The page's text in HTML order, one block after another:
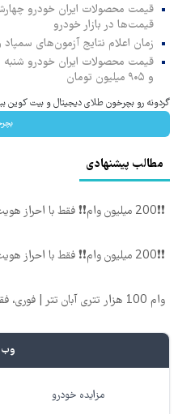
قیمت‌ها در بازار خودرو
زمان اعلام نتایج آزمون‌های
و ۹۰۵ میلیون تومان
گردونه رو بچرخون طلای دیجیتال و بیت کوین
مطالب پیشنهادی
❗❗200 میلیون وام❗❗ فقط با احراز هویت
❗❗200 میلیون وام❗❗ فقط با احراز هویت در آبان تتر
وام 100 هزار تتری آبان تتر | فوری، فقط با احراز هویت🔥
وب
مزایده خودرو